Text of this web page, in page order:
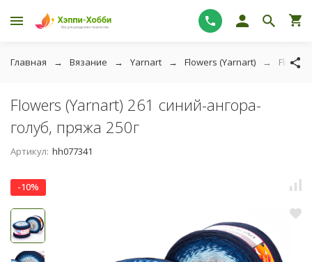
Главная Вязание Yarnart Flowers (Yarnart)
Flowers (Yarnart) 261 синий-ангора-
голуб, пряжа 250г
Артикул: hh077341
-10%